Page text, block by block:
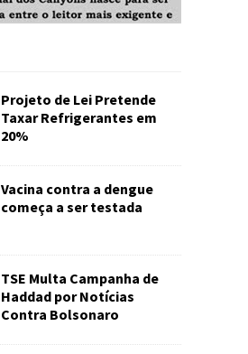
Projeto de Lei Pretende
Taxar Refrigerantes em
20%
Vacina contra a dengue
começa a ser testada
TSE Multa Campanha de
Haddad por Notícias
Contra Bolsonaro